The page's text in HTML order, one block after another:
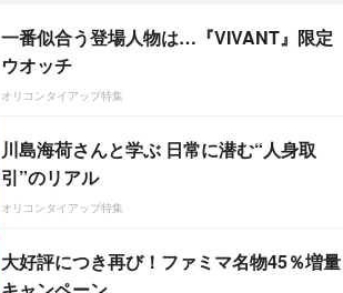
一番似合う登場人物は…『VIVANT』限定
ウオッチ
オリコンタイアップ特集
川島海荷さんと学ぶ 日常に潜む“人身取
引”のリアル
オリコンタイアップ特集
大好評につき再び！ファミマ名物45％増量